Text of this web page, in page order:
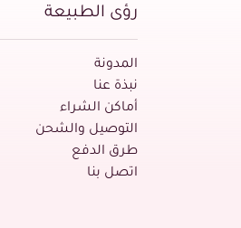
رؤى الطبيعة
المدونة
نبذة عنا
أماكن الشراء
التوصيل والشحن
طرق الدفع
اتصل بنا